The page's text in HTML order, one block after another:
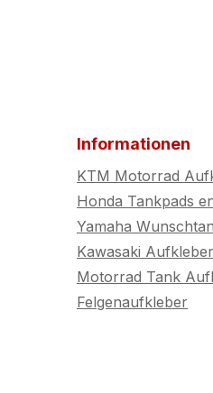
Informationen
KTM Motorrad
Honda Tankpads
Yamaha
Kawasaki
Motorrad Tank
Felgenaufkleber